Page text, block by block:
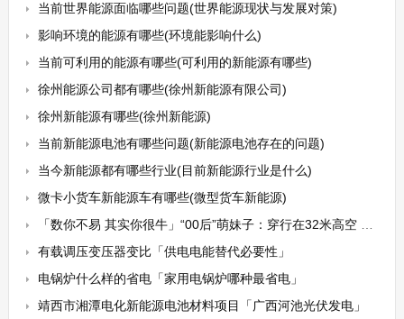
当前世界能源面临哪些问题(世界能源现状与发展对策)
影响环境的能源有哪些(环境能影响什么)
当前可利用的能源有哪些(可利用的新能源有哪些)
徐州能源公司都有哪些(徐州新能源有限公司)
徐州新能源有哪些(徐州新能源)
当前新能源电池有哪些问题(新能源电池存在的问题)
当今新能源都有哪些行业(目前新能源行业是什么)
微卡小货车新能源车有哪些(微型货车新能源)
「数你不易 其实你很牛」“00后”萌妹子：穿行在32米高空 守护高铁用电安全
有载调压变压器变比「供电电能替代必要性」
电锅炉什么样的省电「家用电锅炉哪种最省电」
靖西市湘潭电化新能源电池材料项目「广西河池光伏发电」